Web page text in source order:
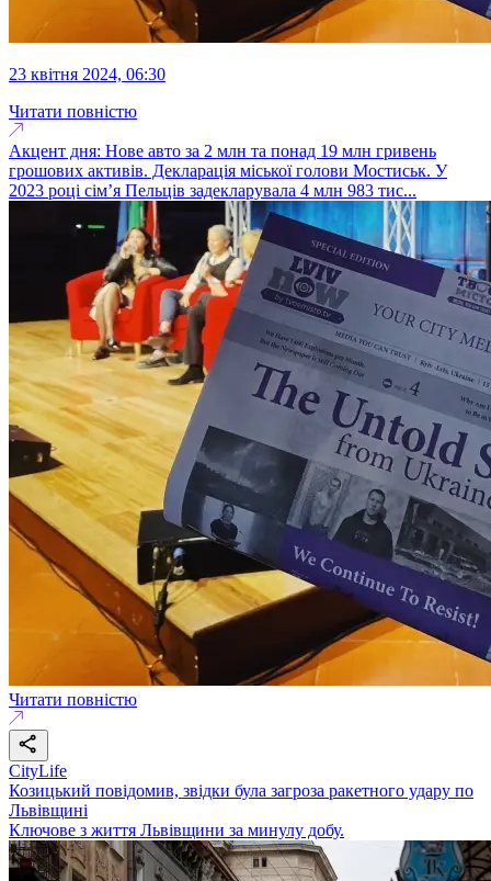
23 квітня 2024, 06:30
Читати повністю
Акцент дня: Нове авто за 2 млн та понад 19 млн гривень
грошових активів. Декларація міської голови Мостиськ. У
2023 році сім’я Пельців задекларувала 4 млн 983 тис...
Читати повністю
CityLife
Козицький повідомив, звідки була загроза ракетного удару по
Львівщині
Ключове з життя Львівщини за минулу добу.